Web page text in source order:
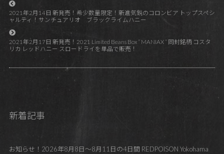
2021年2月14日 新発売！希少数量限定！新進気鋭のコロンビア トップスペシ
ャルティ！サンチュアリオ ブラックライムハニー
2021年2月17日 新発売！2021 Limited Beans Box ” MANIAX ” 同封銘柄 コスタ
リカ レッドハニー スロードライを単品で販売！
新着記事
お知らせ！2026年8月8日～8月11日の4日間 REDPOISON Yokohama